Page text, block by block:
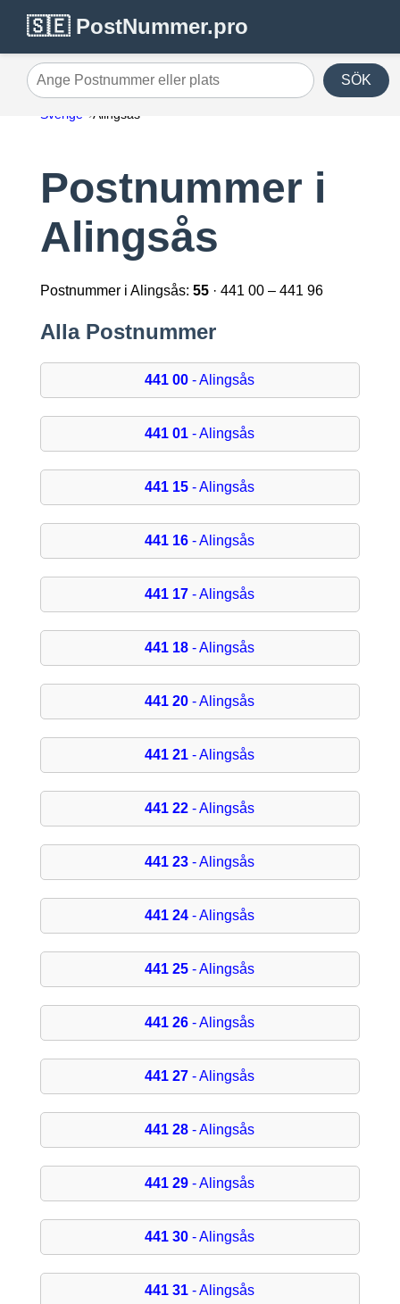
🇸🇪 PostNummer.pro
Ange Postnummer eller plats SÖK
Sverige Alingsås
Postnummer i
Alingsås
Postnummer i Alingsås: 55· 441 00 – 441 96
Alla Postnummer
441 00 - Alingsås
441 01 - Alingsås
441 15 - Alingsås
441 16 - Alingsås
441 17 - Alingsås
441 18 - Alingsås
441 20 - Alingsås
441 21 - Alingsås
441 22 - Alingsås
441 23 - Alingsås
441 24 - Alingsås
441 25 - Alingsås
441 26 - Alingsås
441 27 - Alingsås
441 28 - Alingsås
441 29 - Alingsås
441 30 - Alingsås
441 31 - Alingsås